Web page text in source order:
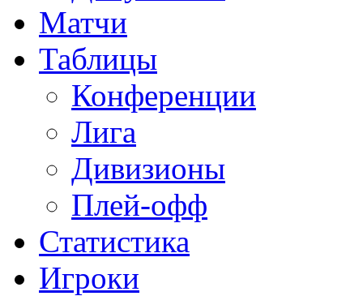
Матчи
Таблицы
Конференции
Лига
Дивизионы
Плей-офф
Статистика
Игроки